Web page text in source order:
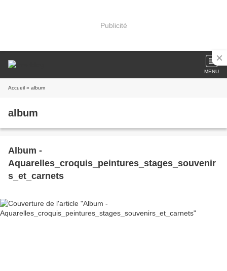
Publicité
MENU
Accueil » album
album
Album -
Aquarelles_croquis_peintures_stages_souvenir
s_et_carnets